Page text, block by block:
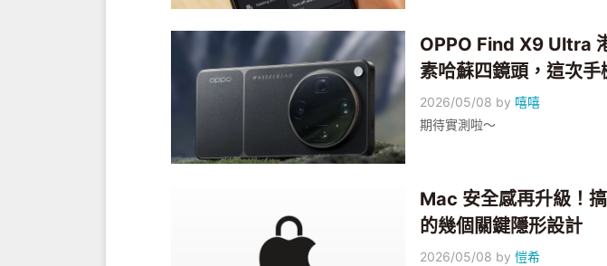
OPPO Find X9 Ultra
素哈蘇四鏡頭，這次手
2026/05/08 by 嘻嘻
期待實測啦～
Mac 安全感再升級！
的幾個關鍵隱形設計
2026/05/08 by愷希